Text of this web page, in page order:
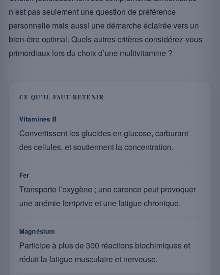
n’est pas seulement une question de préférence
personnelle mais aussi une démarche éclairée vers un
bien-être optimal. Quels autres critères considérez-vous
primordiaux lors du choix d’une multivitamine ?
CE QU’IL FAUT RETENIR
Vitamines B
Convertissent les glucides en glucose, carburant
des cellules, et soutiennent la concentration.
Fer
Transporte l’oxygène ; une carence peut provoquer
une anémie ferriprive et une fatigue chronique.
Magnésium
Participe à plus de 300 réactions biochimiques et
réduit la fatigue musculaire et nerveuse.